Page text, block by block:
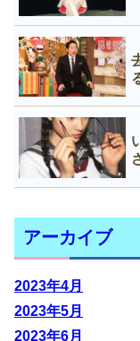
アーカイブ
2023年4月
2023年5月
2023年6月